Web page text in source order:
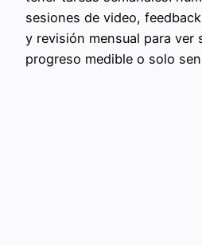
sesiones de video,
y revisión mensual para ver
progreso medible o solo